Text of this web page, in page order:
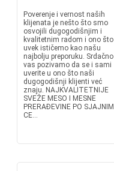
Poverenje i vernost naših
klijenata je nešto što smo
osvojili dugogodišnjim i
kvalitetnim radom i ono što
uvek ističemo kao našu
najbolju preporuku. Srdačno
vas pozivamo da se i sami
uverite u ono što naši
dugogodišnji klijenti već
znaju. NAJKVALITETNIJE
SVEŽE MESO I MESNE
PRERAĐEVINE PO SJAJNIM
CE...